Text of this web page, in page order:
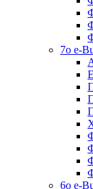
7o e-
6o e-